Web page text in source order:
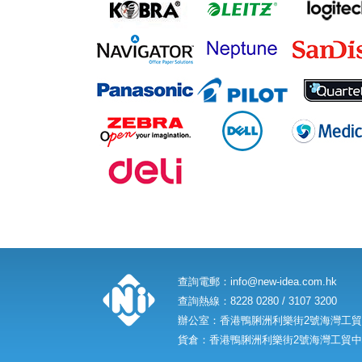
查詢電郵： info@new-idea.com.hk
查詢熱線：8228 0280 / 3107 3200
辦公室：香港鴨脷洲利樂街2號海灣工
貨倉：香港鴨脷洲利樂街2號海灣工貿